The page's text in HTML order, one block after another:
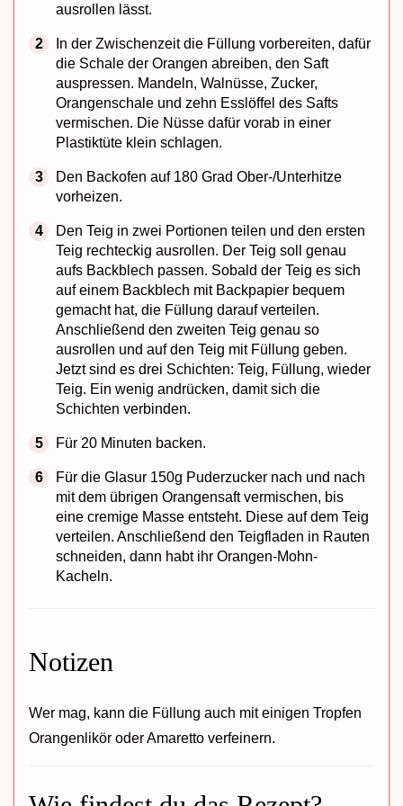
ausrollen lässt.
In der Zwischenzeit die Füllung vorbereiten, dafür
die Schale der Orangen abreiben, den Saft
auspressen. Mandeln, Walnüsse, Zucker,
Orangenschale und zehn Esslöffel des Safts
vermischen. Die Nüsse dafür vorab in einer
Plastiktüte klein schlagen.
Den Backofen auf 180 Grad Ober-/Unterhitze
vorheizen.
Den Teig in zwei Portionen teilen und den ersten
Teig rechteckig ausrollen. Der Teig soll genau
aufs Backblech passen. Sobald der Teig es sich
auf einem Backblech mit Backpapier bequem
gemacht hat, die Füllung darauf verteilen.
Anschließend den zweiten Teig genau so
ausrollen und auf den Teig mit Füllung geben.
Jetzt sind es drei Schichten: Teig, Füllung, wieder
Teig. Ein wenig andrücken, damit sich die
Schichten verbinden.
Für 20 Minuten backen.
Für die Glasur 150g Puderzucker nach und nach
mit dem übrigen Orangensaft vermischen, bis
eine cremige Masse entsteht. Diese auf dem Teig
verteilen. Anschließend den Teigfladen in Rauten
schneiden, dann habt ihr Orangen-Mohn-
Kacheln.
Notizen
Wer mag, kann die Füllung auch mit einigen Tropfen
Orangenlikör oder Amaretto verfeinern.